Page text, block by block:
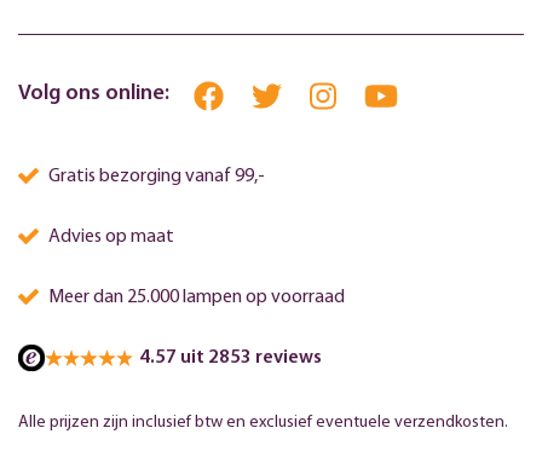
Volg ons online:
Gratis bezorging vanaf 99,-
Advies op maat
Meer dan 25.000 lampen op voorraad
4.57 uit 2853 reviews
Alle prijzen zijn inclusief btw en exclusief eventuele verzendkosten.